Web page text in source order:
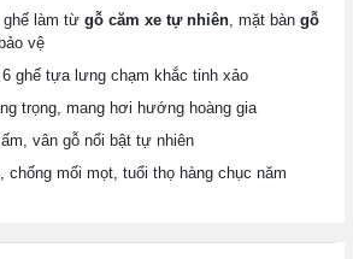
ghế làm từ gỗ căm xe tự nhiên, mặt bàn gỗ
vệ
ghế tựa lưng chạm khắc tinh xảo
trọng, mang hơi hướng hoàng gia
vân gỗ nổi bật tự nhiên
mối mọt, tuổi thọ hàng chục năm